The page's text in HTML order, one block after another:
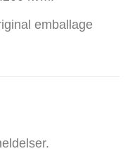
emballage